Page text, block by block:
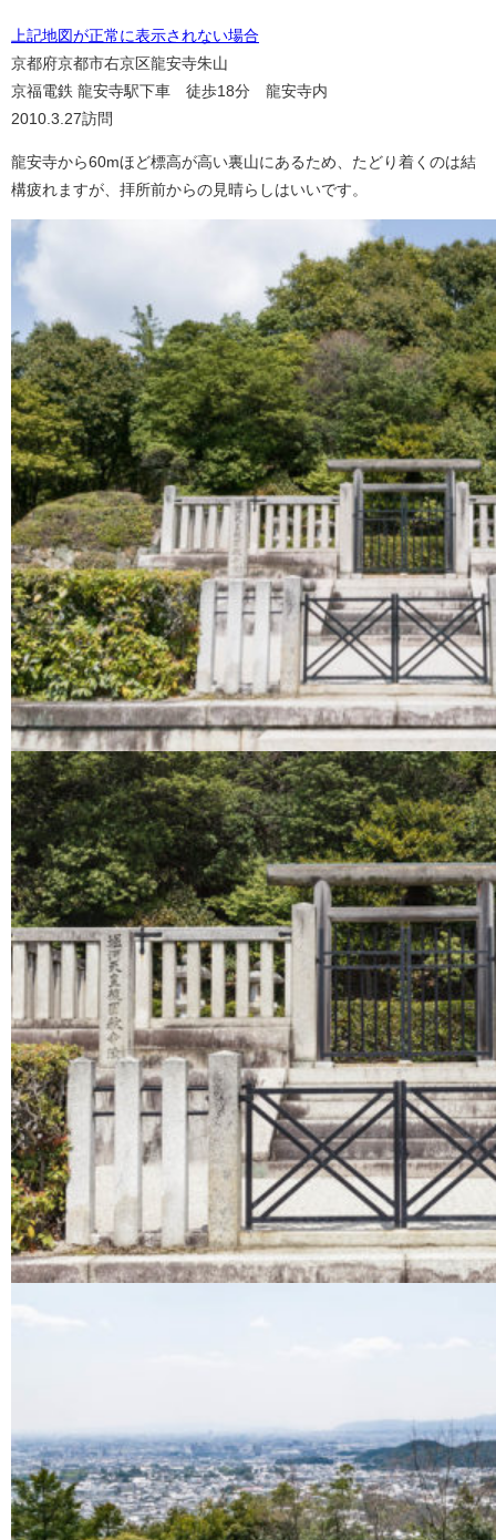
上記地図が正常に表示されない場合
京都府京都市右京区龍安寺朱山
京福電鉄 龍安寺駅下車 徒歩18分 龍安寺内
2010.3.27訪問
龍安寺から60mほど標高が高い裏山にあるため、たどり着くのは結
構疲れますが、拝所前からの見晴らしはいいです。